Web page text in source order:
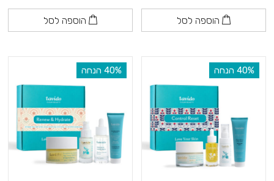
הוספה לסל הוספה לסל
‫40% הנחה ‫40% הנחה